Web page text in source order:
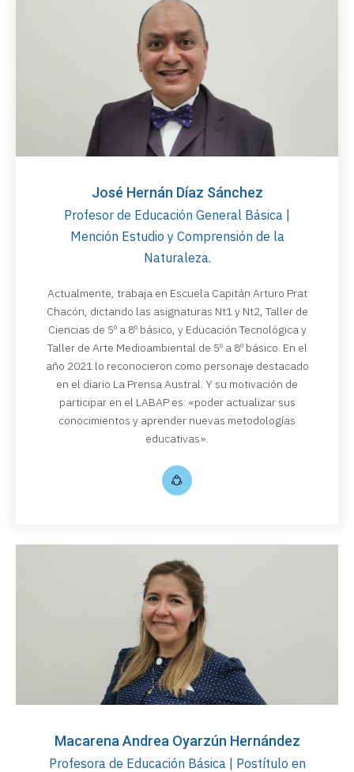
José Hernán Díaz Sánchez
Profesor de Educación General Básica |
Mención Estudio y Comprensión de la
Naturaleza.
Actualmente, trabaja en Escuela Capitán Arturo Prat
Chacón, dictando las asignaturas Nt1 y Nt2, Taller de
Ciencias de 5º a 8º básico, y Educación Tecnológica y
Taller de Arte Medioambiental de 5º a 8º básico. En el
año 2021 lo reconocieron como personaje destacado
en el diario La Prensa Austral. Y su motivación de
participar en el LABAP es: «poder actualizar sus
conocimientos y aprender nuevas metodologías
educativas».
Macarena Andrea Oyarzún Hernández
Profesora de Educación Básica | Postítulo en